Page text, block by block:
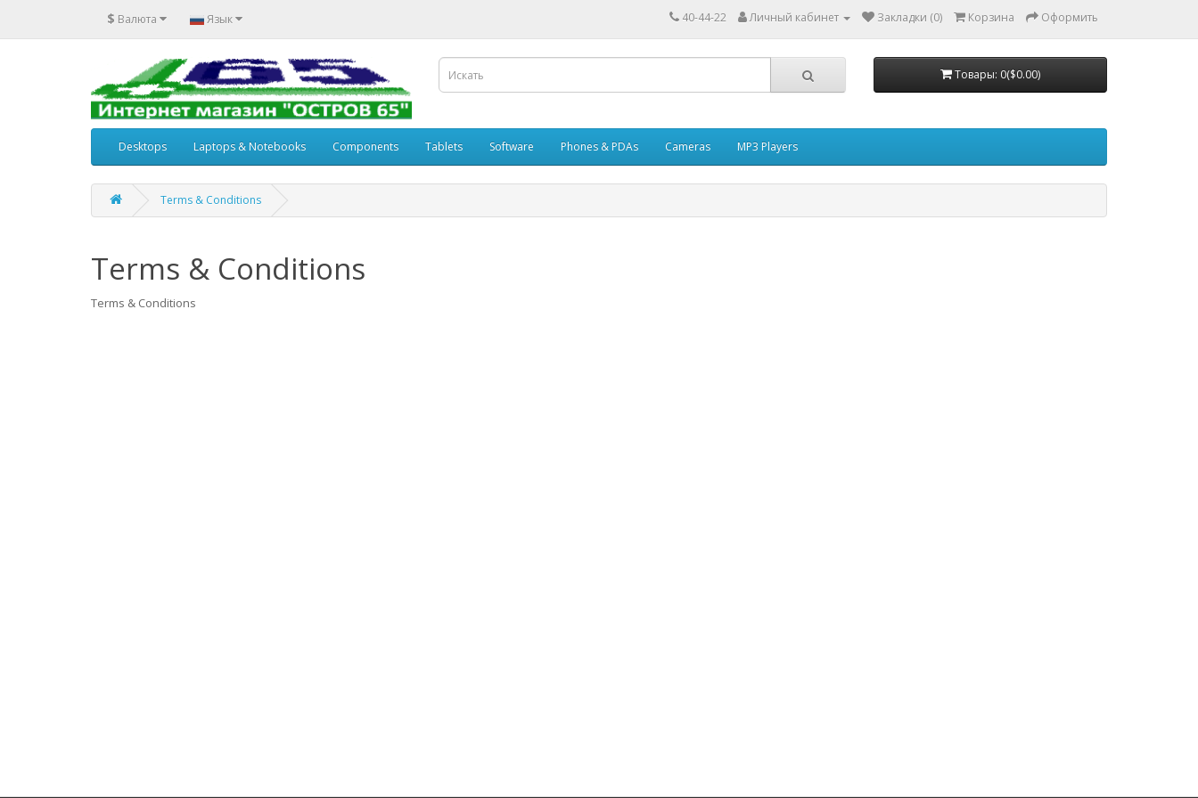
$ Валюта Язык 40-44-22 Личный кабинет Закладки (0) Корзина Оформить
Товары: 0($0.00)
Desktops Laptops & Notebooks Components Tablets Software Phones & PDAs Cameras MP3 Players
Terms & Conditions
Terms & Conditions
Terms & Conditions